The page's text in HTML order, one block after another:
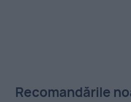
Recomandările